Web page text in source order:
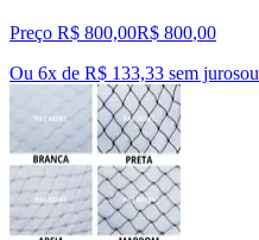
Preço R$ 800,00R$ 800,00
Ou 6x de R$ 133,33 sem jurosou